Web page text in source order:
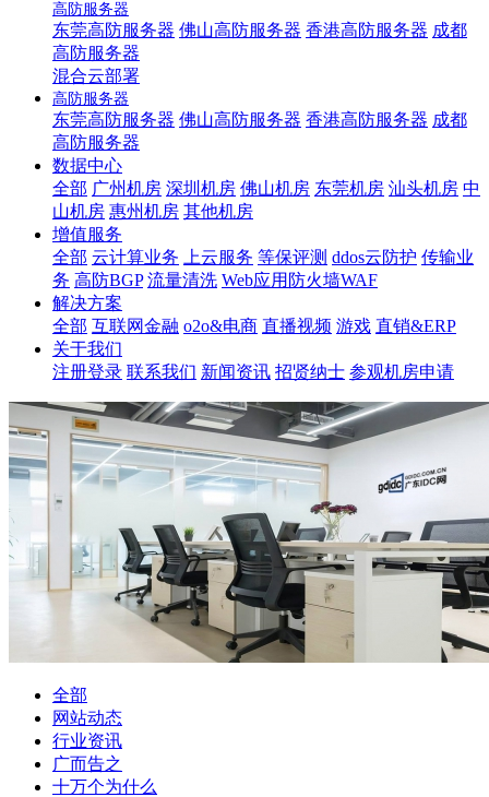
高防服务器
东莞高防服务器 佛山高防服务器 香港高防服务器 成都
高防服务器
混合云部署
高防服务器
东莞高防服务器 佛山高防服务器 香港高防服务器 成都
高防服务器
数据中心
全部 广州机房 深圳机房 佛山机房 东莞机房 汕头机房 中
山机房 惠州机房 其他机房
增值服务
全部 云计算业务 上云服务 等保评测 ddos云防护 传输业
务 高防BGP 流量清洗 Web应用防火墙WAF
解决方案
全部 互联网金融 o2o&电商 直播视频 游戏 直销&ERP
关于我们
注册登录 联系我们 新闻资讯 招贤纳士 参观机房申请
全部
网站动态
行业资讯
广而告之
十万个为什么